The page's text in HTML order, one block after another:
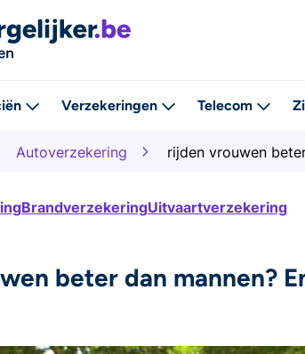
Verzekeringen Telecom
Autoverzekering rijden vrouwen
BrandverzekeringUitvaartverzekering
beter dan mannen?